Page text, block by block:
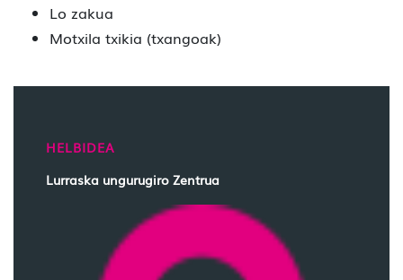
Lo zakua
Motxila txikia (txangoak)
HELBIDEA
Lurraska ungurugiro Zentrua